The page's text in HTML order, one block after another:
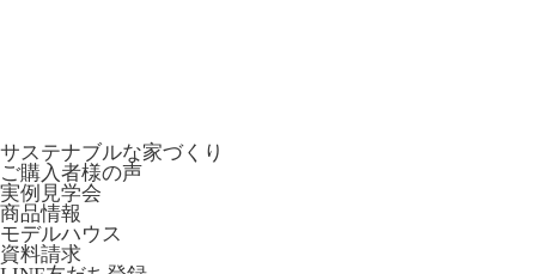
サステナブルな家づくり
ご購入者様の声
実例見学会
商品情報
モデルハウス
資料請求